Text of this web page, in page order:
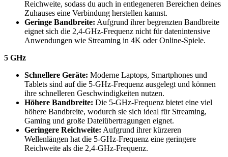
Reichweite, sodass du auch in entlegeneren Bereichen deines
Zuhauses eine Verbindung herstellen kannst.
Geringe Bandbreite: Aufgrund ihrer begrenzten Bandbreite
eignet sich die 2,4-GHz-Frequenz nicht für datenintensive
Anwendungen wie Streaming in 4K oder Online-Spiele.
5 GHz
Schnellere Geräte: Moderne Laptops, Smartphones und
Tablets sind auf die 5-GHz-Frequenz ausgelegt und können
ihre schnelleren Geschwindigkeiten nutzen.
Höhere Bandbreite: Die 5-GHz-Frequenz bietet eine viel
höhere Bandbreite, wodurch sie sich ideal für Streaming,
Gaming und große Dateiübertragungen eignet.
Geringere Reichweite: Aufgrund ihrer kürzeren
Wellenlängen hat die 5-GHz-Frequenz eine geringere
Reichweite als die 2,4-GHz-Frequenz.